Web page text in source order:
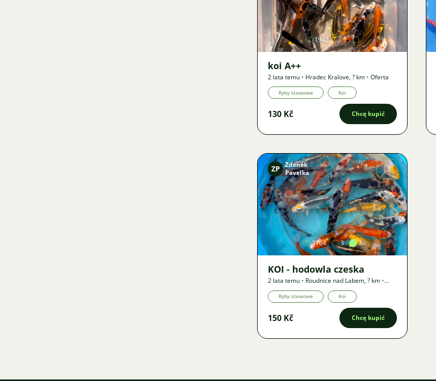
Zdjęcie
1942 5
koi A++
2 lata temu • Hradec Kralove,? km • Oferta
Ryby stawowe Koi
130 Kč Chcę kupić
Zdjęcie
ZP
Zdeněk
Pavelka
3764 3 3
KOI - hodowla czeska
2 lata temu • Roudnice nad Labem,? km •
Oferta
Ryby stawowe Koi
150 Kč Chcę kupić